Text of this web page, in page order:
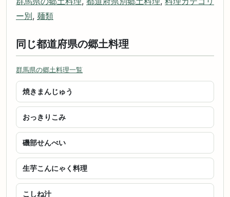
ー別, 麺類
同じ都道府県の郷土料理
群馬県の郷土料理一覧
焼きまんじゅう
おっきりこみ
磯部せんべい
生芋こんにゃく料理
こしね汁